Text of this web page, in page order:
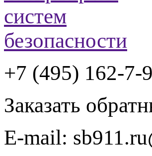
+7 (495) 162-7-
Заказать
E-mail: